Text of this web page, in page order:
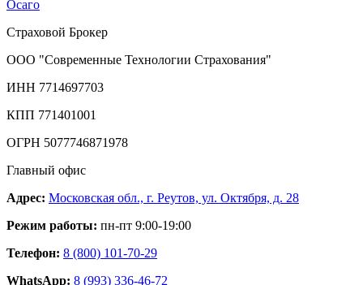
Осаго
Страховой Брокер
ООО "Современные Технологии Страхования"
ИНН 7714697703
КПП 771401001
ОГРН 5077746871978
Главный офис
Адрес: Московская обл., г. Реутов, ул. Октября, д. 28
Режим работы: пн-пт 9:00-19:00
Телефон: 8 (800) 101-70-29
WhatsApp: 8 (993) 336-46-72